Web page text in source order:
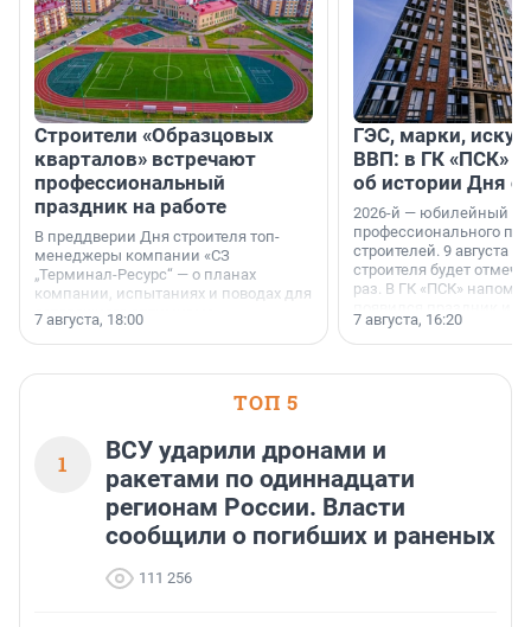
Строители «Образцовых
кварталов» встречают
профессиональный
праздник на работе
В преддверии Дня строителя топ-
менеджеры компании «СЗ
„Терминал-Ресурс“ — о планах
компании, испытаниях и поводах для
осторожного оптимизма.
7 августа, 18:00
ГЭС, марки,
ВВП: в ГК «ПСК»
об истории Дня
2026-й — юбилейный
профессионального
строителей. 9 августа
строителя будет
раз. В ГК «ПСК»
поменялась роль
7 августа, 16:20
ТОП 5
1
ВСУ ударили дронами и
ракетами по одиннадцати
регионам России. Власти
сообщили о погибших и раненых
111 256